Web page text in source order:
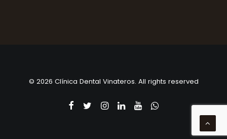
© 2026 Clínica Dental Vinateros. All rights reserved